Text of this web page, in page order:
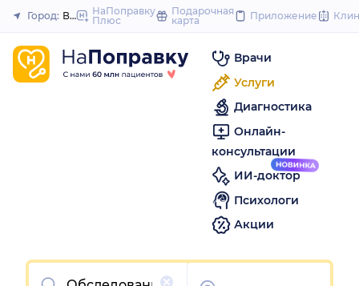
to
Закрыть
Город: ВолгоградНаПоправку
Плюс
Подарочная
карта
Приложение
Врачи
Услуги
Диагностика
Онлайн-
консультации
ИИ-доктор
Психологи
Акции
Очистить